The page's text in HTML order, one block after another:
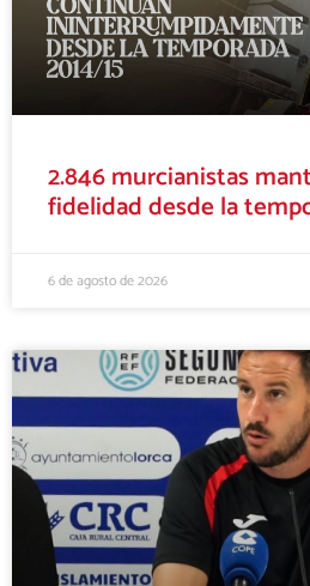
2.846 murcianistas
fidelidad desde la
6 de agosto de 2026